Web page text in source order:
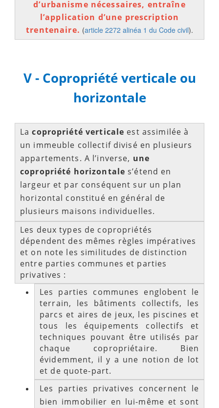
d’urbanisme nécessaires, entraîne
l’application d’une prescription
trentenaire. (article 2272 alinéa 1 du Code civil).
V - Copropriété verticale ou
horizontale
Lacopropriété verticale est assimilée à
un immeuble collectif divisé en plusieurs
appartements. A l’inverse, une
copropriété horizontale s’étend en
largeur et par conséquent sur un plan
horizontal constitué en général de
plusieurs maisons individuelles.
Les deux types de copropriétés
dépendent des mêmes règles impératives
et on note les similitudes de distinction
entre parties communes et parties
privatives :
Les parties communes englobent le
terrain, les bâtiments collectifs, les
parcs et aires de jeux, les piscines et
tous les équipements collectifs et
techniques pouvant être utilisés par
chaque copropriétaire. Bien
évidemment, il y a une notion de lot
et de quote-part.
Les parties privatives concernent le
bien immobilier en lui-même et sont